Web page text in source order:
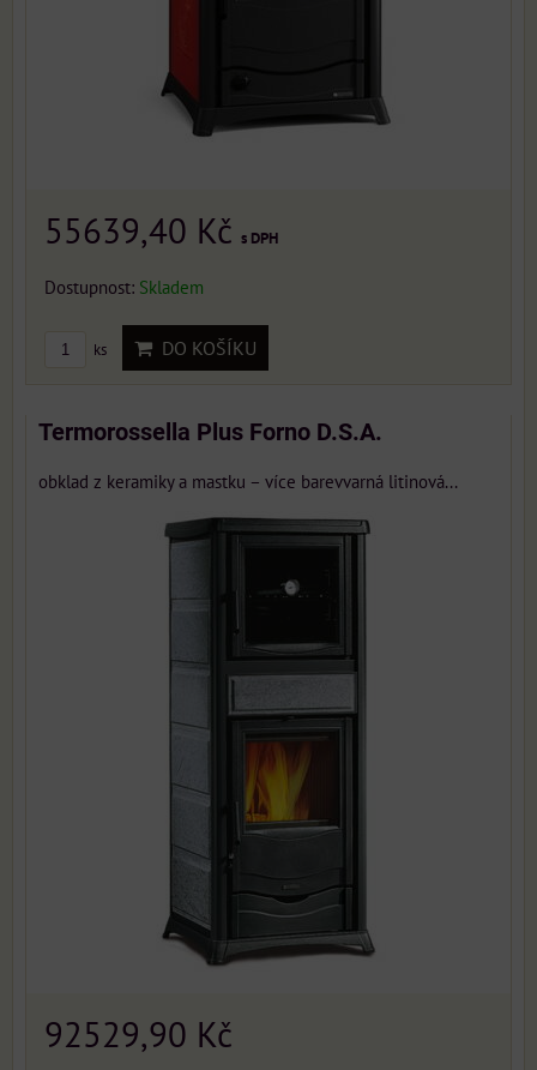
55639,40 Kč s DPH
Dostupnost: Skladem
ks DO KOŠÍKU
Termorossella Plus Forno D.S.A.
obklad z keramiky a mastku – více barevvarná litinová...
92529,90 Kč